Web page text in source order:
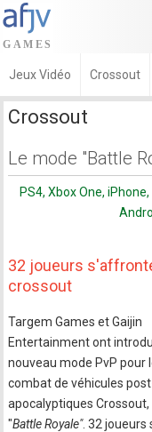
Jeux Vidéo Crossout
Crossout
Le mode "Battle
PS4, Xbox One,
32 joueurs
crossout
Targem Games et Gaijin
Entertainment ont
nouveau mode PvP pour
combat de véhicules
apocalyptiques Crossout,
"Battle Royale". 32 joueurs